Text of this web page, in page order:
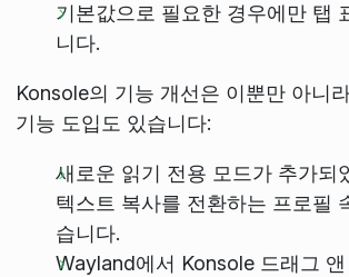
기본값으로 필요한 경우에만 탭
니다.
Konsole의 기능 개선은 이뿐만 아니
기능 도입도 있습니다:
새로운 읽기 전용 모드가 추가되
텍스트 복사를 전환하는 프로필
습니다.
Wayland에서 Konsole 드래그